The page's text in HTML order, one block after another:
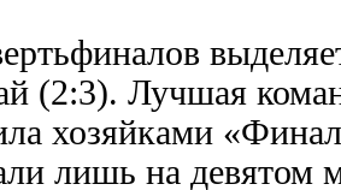
Лучшая
хозяйками
лишь на девятом